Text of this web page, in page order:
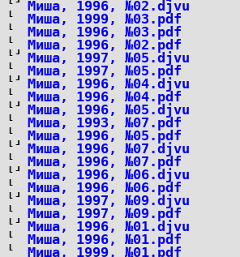
Миша, 1996, №02.djvu
Миша, 1999, №03.pdf
Миша, 1996, №03.pdf
Миша, 1996, №02.pdf
Миша, 1997, №05.djvu
Миша, 1997, №05.pdf
Миша, 1996, №04.djvu
Миша, 1996, №04.pdf
Миша, 1996, №05.djvu
Миша, 1993, №07.pdf
Миша, 1996, №05.pdf
Миша, 1996, №07.djvu
Миша, 1996, №07.pdf
Миша, 1996, №06.djvu
Миша, 1996, №06.pdf
Миша, 1997, №09.djvu
Миша, 1997, №09.pdf
Миша, 1996, №01.djvu
Миша, 1996, №01.pdf
Миша, 1999, №01.pdf